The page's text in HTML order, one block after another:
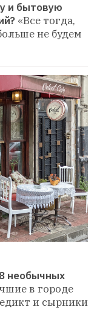
и бытовую
«Все тогда,
не будем
необычных
в городе
и сырники